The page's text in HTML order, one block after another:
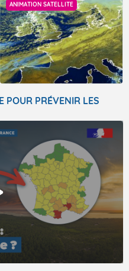
ANIMATION SATELLITE
POUR PRÉVENIR LES